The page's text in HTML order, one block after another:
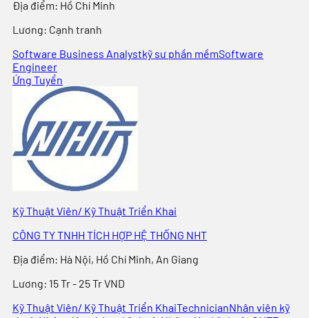
Địa điểm: Hồ Chí Minh
Lương: Cạnh tranh
Software Business Analystkỹ sư phần mềmSoftware
Engineer
Ứng Tuyển
Kỹ Thuật Viên/ Kỹ Thuật Triển Khai
CÔNG TY TNHH TÍCH HỢP HỆ THỐNG NHT
Địa điểm: Hà Nội, Hồ Chí Minh, An Giang
Lương: 15 Tr - 25 Tr VND
Kỹ Thuật Viên/ Kỹ Thuật Triển KhaiTechnicianNhân viên kỹ